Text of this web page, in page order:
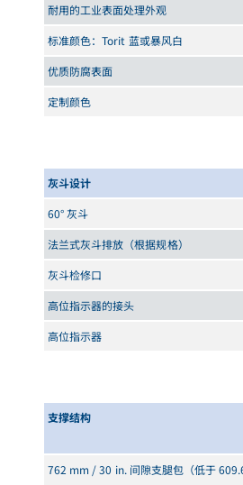
耐用的工业表面处理外观
标准颜色：Torit 蓝或暴风白
优质防腐表面
定制颜色
灰斗设计
60° 灰斗
法兰式灰斗排放（根据规格）
灰斗检修口
高位指示器的接头
高位指示器
支撑结构
762 mm / 30 in. 间隙支腿包（低于